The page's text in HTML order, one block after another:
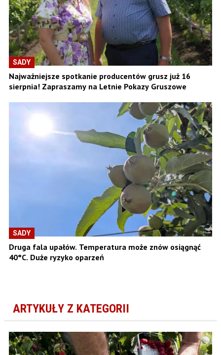
SADY
Najważniejsze spotkanie producentów grusz już 16
sierpnia! Zapraszamy na Letnie Pokazy Gruszowe
SADY
Druga fala upałów. Temperatura może znów osiągnąć
40°C. Duże ryzyko oparzeń
ARTYKUŁY Z KATEGORII